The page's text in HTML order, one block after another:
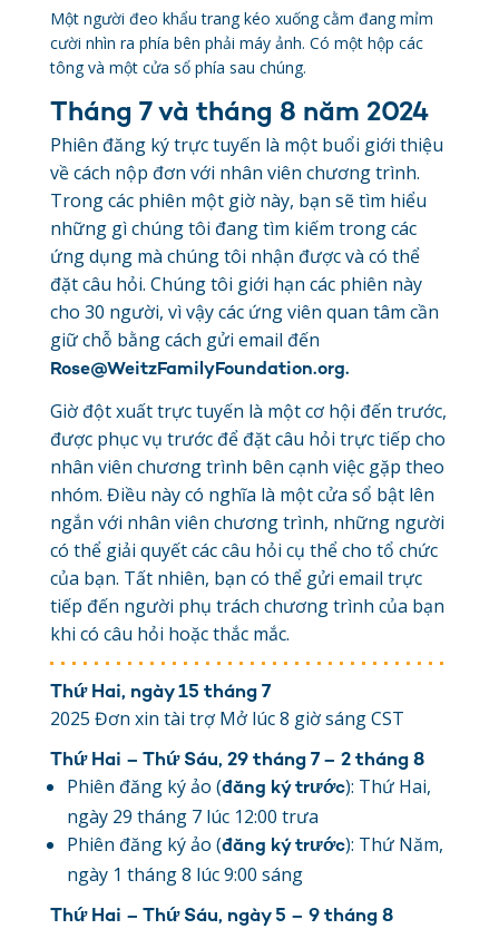
Một người đeo khẩu trang kéo xuống cằm đang mỉm
cười nhìn ra phía bên phải máy ảnh. Có một hộp các
tông và một cửa sổ phía sau chúng.
Tháng 7 và tháng 8 năm 2024
Phiên đăng ký trực tuyến là một buổi giới thiệu
về cách nộp đơn với nhân viên chương trình.
Trong các phiên một giờ này, bạn sẽ tìm hiểu
những gì chúng tôi đang tìm kiếm trong các
ứng dụng mà chúng tôi nhận được và có thể
đặt câu hỏi. Chúng tôi giới hạn các phiên này
cho 30 người, vì vậy các ứng viên quan tâm cần
giữ chỗ bằng cách gửi email đến
Rose@WeitzFamilyFoundation.org.
Giờ đột xuất trực tuyến là một cơ hội đến trước,
được phục vụ trước để đặt câu hỏi trực tiếp cho
nhân viên chương trình bên cạnh việc gặp theo
nhóm. Điều này có nghĩa là một cửa sổ bật lên
ngắn với nhân viên chương trình, những người
có thể giải quyết các câu hỏi cụ thể cho tổ chức
của bạn. Tất nhiên, bạn có thể gửi email trực
tiếp đến người phụ trách chương trình của bạn
khi có câu hỏi hoặc thắc mắc.
Thứ Hai, ngày 15 tháng 7
2025 Đơn xin tài trợ Mở lúc 8 giờ sáng CST
Thứ Hai – Thứ Sáu, 29 tháng 7 – 2 tháng 8
Phiên đăng ký ảo (đăng ký trước): Thứ Hai,
ngày 29 tháng 7 lúc 12:00 trưa
Phiên đăng ký ảo (đăng ký trước): Thứ Năm,
ngày 1 tháng 8 lúc 9:00 sáng
Thứ Hai – Thứ Sáu, ngày 5 – 9 tháng 8